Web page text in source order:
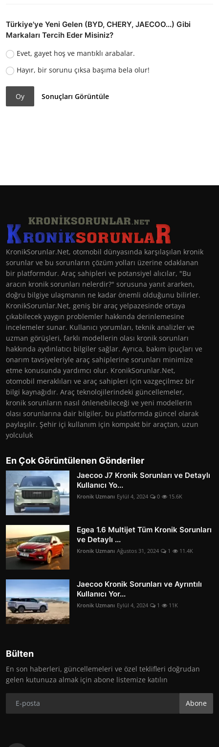
Türkiye'ye Yeni Gelen (BYD, CHERY, JAECOO...) Gibi
Markaları Tercih Eder Misiniz?
Evet, gayet hoş ve mantıklı arabalar.
Hayır, bir sorunu çıksa başıma bela olur!
Oy Sonuçları Görüntüle
KronikSorunlar.Net, otomobil dünyasında karşılaşılan kronik
sorunlar ve bu sorunların çözüm yolları üzerine odaklanan
bir platformdur. Araç sahipleri ve potansiyel alıcılar, "Bu
aracın kronik sorunları nelerdir?" sorusuna yanıt ararken,
doğru bilgiye ulaşmanın ne kadar önemli olduğunu bilirler.
KronikSorunlar.Net, geniş bir araç yelpazesinde ortaya
çıkabilecek yaygın problemler hakkında derinlemesine
incelemeler sunar. Kullanıcı yorumları, teknik analizler ve
uzman görüşleri, farklı modellerin olası kronik sorunları
hakkında aydınlatıcı bilgiler sağlar. Ayrıca, bakım ipuçları ve
onarım tavsiyeleriyle araç sahiplerine sorunları minimize
etme konusunda yardımcı olur. KronikSorunlar.Net,
otomobil meraklıları ve araç sahipleri için vazgeçilmez bir
bilgi kaynağıdır. Araç teknolojilerindeki güncellemeler,
kronik sorunların nasıl önlenebileceği ve yeni modellerin
olası sorunlarına dair bilgiler, bu platformda güncel olarak
paylaşılır. Şehir içi kullanım için kompakt bir araçtan, uzun
yolculuk
En Çok Görüntülenen Gönderiler
Jaecoo J7 Kronik Sorunları ve Detaylı
Kullanıcı Yo...
Kronik Uzmanı Eylül 4, 2024 0 15.6K
Egea 1.6 Multijet Tüm Kronik Sorunları
ve Detaylı ...
Kronik Uzmanı Ağustos 31, 2024 1 11.4K
Jaecoo Kronik Sorunları ve Ayrıntılı
Kullanıcı Yor...
Kronik Uzmanı Eylül 4, 2024 1 11K
Bülten
En son haberleri, güncellemeleri ve özel teklifleri doğrudan
gelen kutunuza almak için abone listemize katılın
Abone